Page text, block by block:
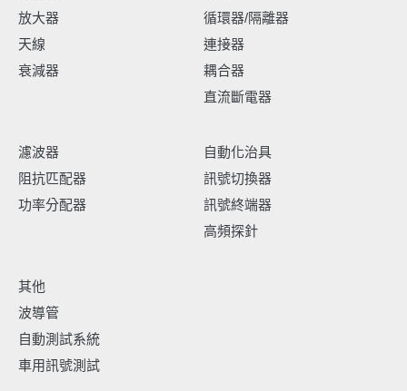
放大器
天線
衰減器
循環器/隔離器
連接器
耦合器
直流斷電器
濾波器
阻抗匹配器
功率分配器
自動化治具
訊號切換器
訊號終端器
高頻探針
其他
波導管
自動測試系統
車用訊號測試